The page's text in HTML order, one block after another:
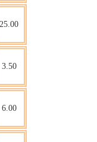
25.00
3.50
6.00